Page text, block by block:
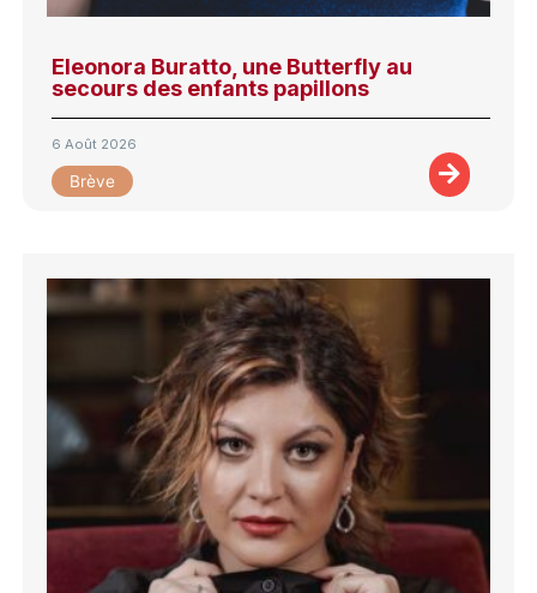
Eleonora Buratto, une Butterfly au
secours des enfants papillons
6 Août 2026
Brève